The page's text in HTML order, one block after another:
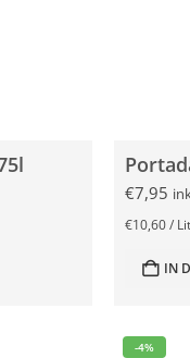
€7,95
€10,60/
IN
-4%